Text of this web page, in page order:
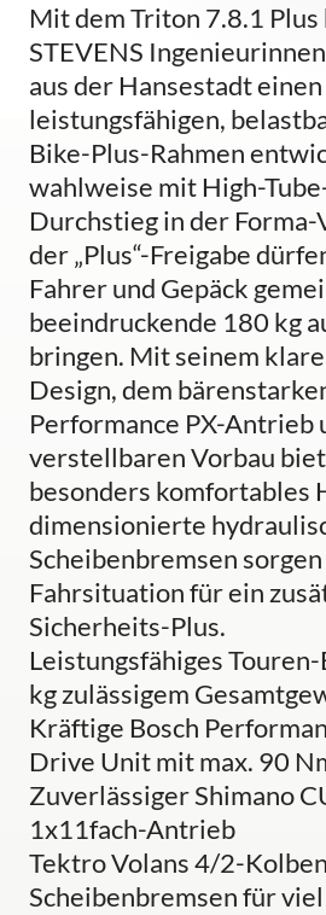
Mit dem Triton 7.8.1 Plus
STEVENS
aus der Hansestadt einen
leistungsfähigen,
Bike-Plus-Rahmen
wahlweise mit High-
Durchstieg in der
der „Plus“-Freigabe
Fahrer und Gepäck
beeindruckende 180 kg
bringen. Mit seinem
Design, dem
Performance PX-Antrieb
verstellbaren Vorbau
besonders komfortables
dimensionierte
Scheibenbremsen
Fahrsituation für ein
Sicherheits-Plus.
Leistungsfähiges
kg zulässigem
Kräftige Bosch
Drive Unit mit max. 90
Zuverlässiger Shimano
1x11fach-Antrieb
Tektro Volans 4/2-
Scheibenbremsen für